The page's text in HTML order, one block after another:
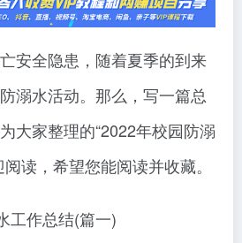
安全隐患，随着夏季的到来
溺水活动。那么，写一篇总
大家整理的“2022年校园防溺
读，希望您能阅读并收藏。
工作总结(篇一)